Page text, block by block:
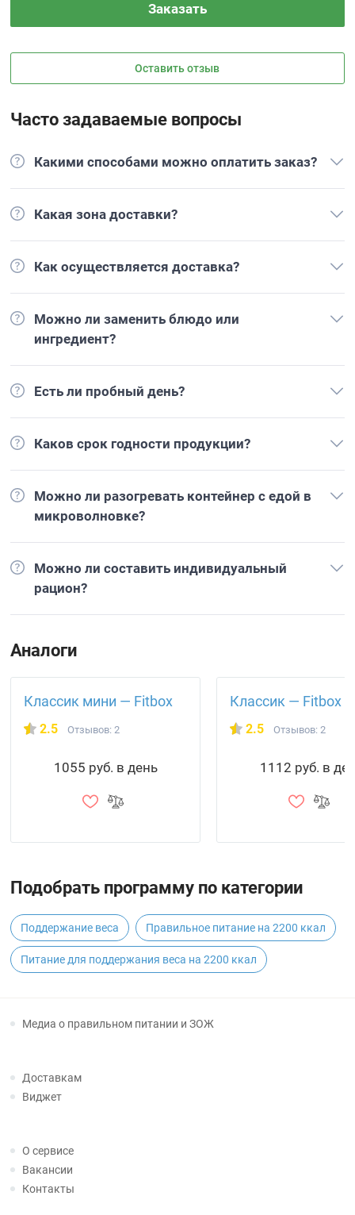
Заказать
Оставить отзыв
Часто задаваемые вопросы
Какими способами можно оплатить заказ?
Какая зона доставки?
Как осуществляется доставка?
Можно ли заменить блюдо или
ингредиент?
Есть ли пробный день?
Каков срок годности продукции?
Можно ли разогревать контейнер с едой в
микроволновке?
Можно ли составить индивидуальный
рацион?
Аналоги
Классик мини — Fitbox
2.5 Отзывов: 2
1055 руб. в день
Классик — Fitbox
2.5 Отзывов: 2
1112 руб. в
Подобрать программу по категории
Поддержание веса Правильное питание на 2200 ккал
Питание для поддержания веса на 2200 ккал
Медиа о правильном питании и ЗОЖ
Доставкам
Виджет
О сервисе
Вакансии
Контакты